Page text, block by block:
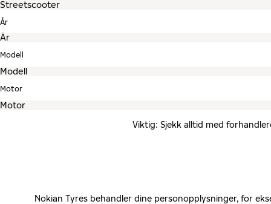
År
Modell
Motor
Viktig: Sjekk alltid med
Nokian Tyres behandler dine personopplysninger, for